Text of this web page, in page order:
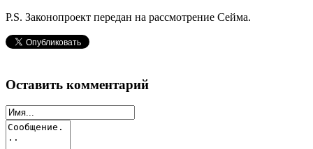
P.S. Законопроект передан на рассмотрение Сейма.
Оставить комментарий